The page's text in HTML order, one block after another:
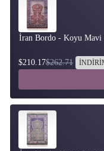
İran Bordo - Koyu Mavi
$210.17$262.71